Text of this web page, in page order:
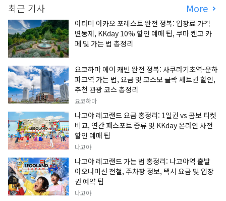
최근 기사 More
아타미 아카오 포레스트 완전 정복: 입장료 가격
변동제, KKday 10% 할인 예매 팁, 쿠마 켄고 카
페 및 가는 법 총정리
요코하마 에어 캐빈 완전 정복: 사쿠라기초역-운하
파크역 가는 법, 요금 및 코스모 클락 세트권 할인,
추천 관광 코스 총정리
요코하마
나고야 레고랜드 요금 총정리: 1일권 vs 콤보 티켓
비교, 연간 패스포트 종류 및 KKday 온라인 사전
할인 예매 팁
나고야
나고야 레고랜드 가는 법 총정리: 나고야역 출발
아오나미선 전철, 주차장 정보, 택시 요금 및 입장
권 예약 팁
나고야